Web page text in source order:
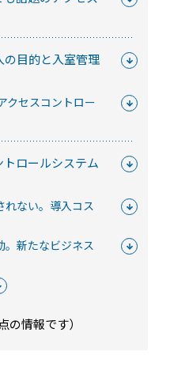
の目的と入室管理
クセスコントロー
ロールシステム
れない。導入コス
。新たなビジネス
の情報です）
最新事例をご紹介など、不
徴と機能について
の選び方動画
めの記事
と結露・錆（サビ）の問題
スマートロック！